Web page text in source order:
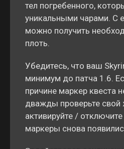
тел погребенного,
уникальными чарами. С
можно получить
плоть.
Убедитесь, что ваш
минимум до патча 1.6.
причине маркер квеста
дважды проверьте свой
активируйте /
маркеры снова